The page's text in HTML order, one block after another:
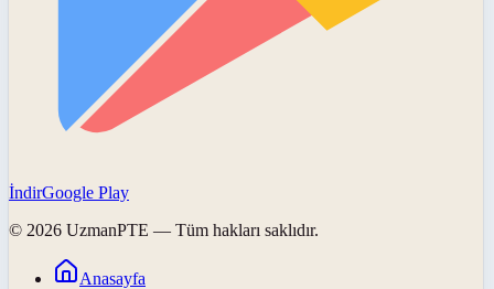
İndirGoogle Play
© 2026 UzmanPTE — Tüm hakları saklıdır.
Anasayfa